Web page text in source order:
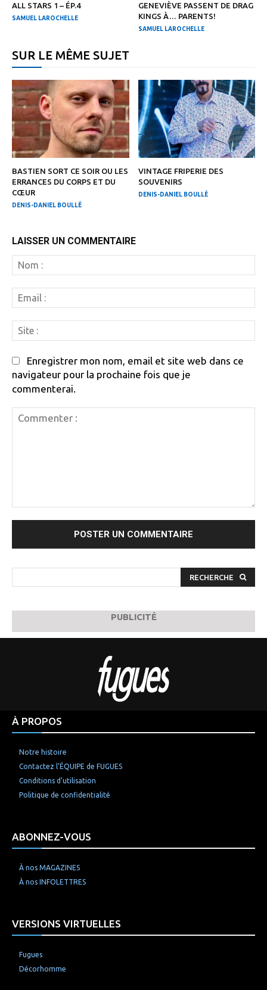
ALL STARS 1 – ÉP.4
SAMUEL LAROCHELLE
GENEVIÈVE PASSENT DE DRAG
KINGS À… PARENTS!
SAMUEL LAROCHELLE
SUR LE MÊME SUJET
BASTIEN SORT CE SOIR OU LES
ERRANCES DU CORPS ET DU
CŒUR
DENIS-DANIEL BOULLÉ
VINTAGE FRIPERIE DES
SOUVENIRS
DENIS-DANIEL BOULLÉ
LAISSER UN COMMENTAIRE
:
:
:
Enregistrer mon nom, email et site web dans ce
navigateur pour la prochaine fois que je
commenterai.
RECHERCHE
PUBLICITÉ
À PROPOS
Notre histoire
Contactez l’ÉQUIPE de FUGUES
Conditions d’utilisation
Politique de confidentialité
ABONNEZ-VOUS
À nos MAGAZINES
À nos INFOLETTRES
VERSIONS VIRTUELLES
Fugues
Décorhomme